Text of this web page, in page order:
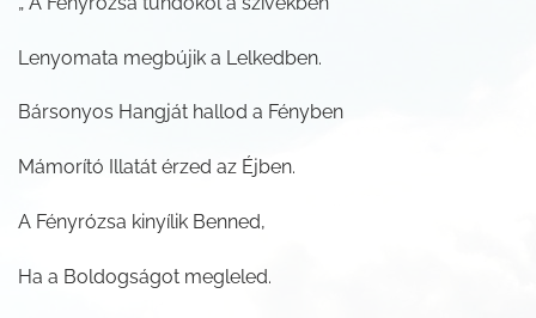
Lenyomata megbújik a Lelkedben.
Bársonyos Hangját hallod a Fényben
Mámorító Illatát érzed az Éjben.
A Fényrózsa kinyílik Benned,
Ha a Boldogságot megleled.